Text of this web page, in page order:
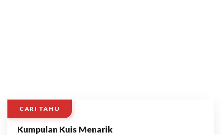
CARI TAHU
Kumpulan Kuis Menarik